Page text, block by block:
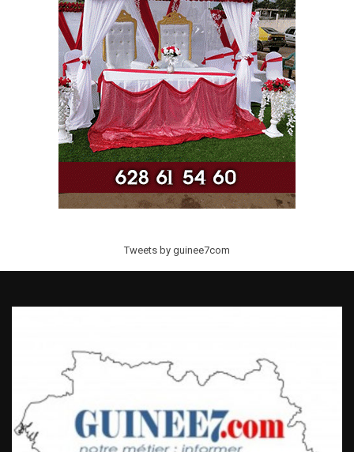
Tweets by guinee7com